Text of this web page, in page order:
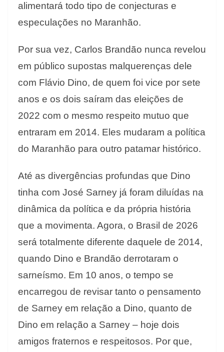
alimentará todo tipo de conjecturas e
especulações no Maranhão.
Por sua vez, Carlos Brandão nunca revelou
em público supostas malquerenças dele
com Flávio Dino, de quem foi vice por sete
anos e os dois saíram das eleições de
2022 com o mesmo respeito mutuo que
entraram em 2014. Eles mudaram a política
do Maranhão para outro patamar histórico.
Até as divergências profundas que Dino
tinha com José Sarney já foram diluídas na
dinâmica da política e da própria história
que a movimenta. Agora, o Brasil de 2026
será totalmente diferente daquele de 2014,
quando Dino e Brandão derrotaram o
sarneísmo. Em 10 anos, o tempo se
encarregou de revisar tanto o pensamento
de Sarney em relação a Dino, quanto de
Dino em relação a Sarney – hoje dois
amigos fraternos e respeitosos. Por que,